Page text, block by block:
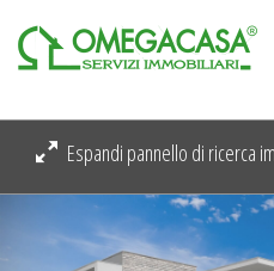
Espandi pannello di ricerca